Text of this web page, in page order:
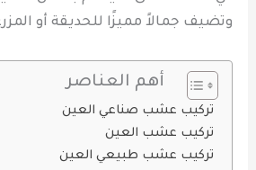
وتضيف جمالاً مميزًا للحديقة أو
أهم العناصر
تركيب عشب صناعي العين
تركيب عشب العين
تركيب عشب طبيعي العين